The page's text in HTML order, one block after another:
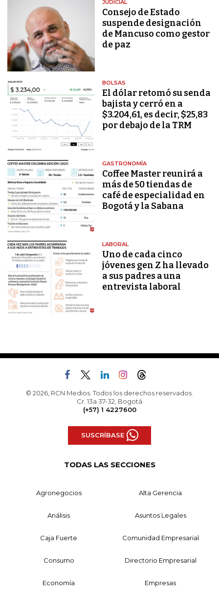
JUDICIAL
Consejo de Estado
suspende designación
de Mancuso como gestor
de paz
BOLSAS
El dólar retomó su senda
bajista y cerró en a
$3.204,61, es decir, $25,83
por debajo de la TRM
GASTRONOMÍA
Coffee Master reunirá a
más de 50 tiendas de
café de especialidad en
Bogotá y la Sabana
LABORAL
Uno de cada cinco
jóvenes gen Z ha llevado
a sus padres a una
entrevista laboral
© 2026, RCN Medios. Todos los derechos reservados.
Cr. 13a 37-32, Bogotá
(+57) 1 4227600
SUSCRÍBASE
TODAS LAS SECCIONES
Agronegocios Alta Gerencia
Análisis Asuntos Legales
Caja Fuerte Comunidad Empresarial
Consumo Directorio Empresarial
Economía Empresas